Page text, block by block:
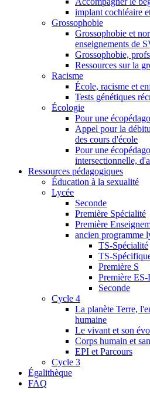
implant cochléaire
Grossophobie
Grossophobie et
enseignements de
Grossophobie,
Ressources sur la
Racisme
École, racisme et
Tests génétiques
Écologie
Pour une
Appel pour la
des cours d'école
Pour une
intersectionnelle,
Ressources pédagogiques
Éducation à la sexualité
Lycée
Seconde
Première Spécialité
Première
ancien programme
TS-Spécialité
TS-
Première S
Première ES-
Seconde
Cycle 4
La planète Terre,
humaine
Le vivant et son
Corps humain et
EPI et Parcours
Cycle 3
Égalithèque
FAQ